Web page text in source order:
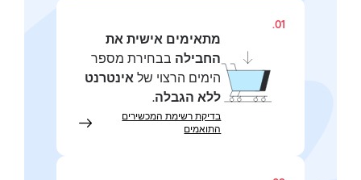
מתאימים אישית את
החבילהבבחירת מספר
הימים הרצוי שלאינטרנט
ללא הגבלה.
בדיקת רשימת המכשירים
התואמים